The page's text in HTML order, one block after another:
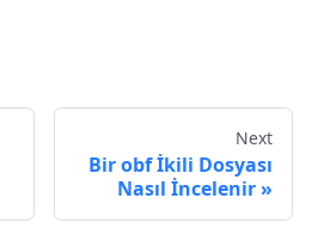
Next
Bir obf İkili Dosyası
Nasıl İncelenir